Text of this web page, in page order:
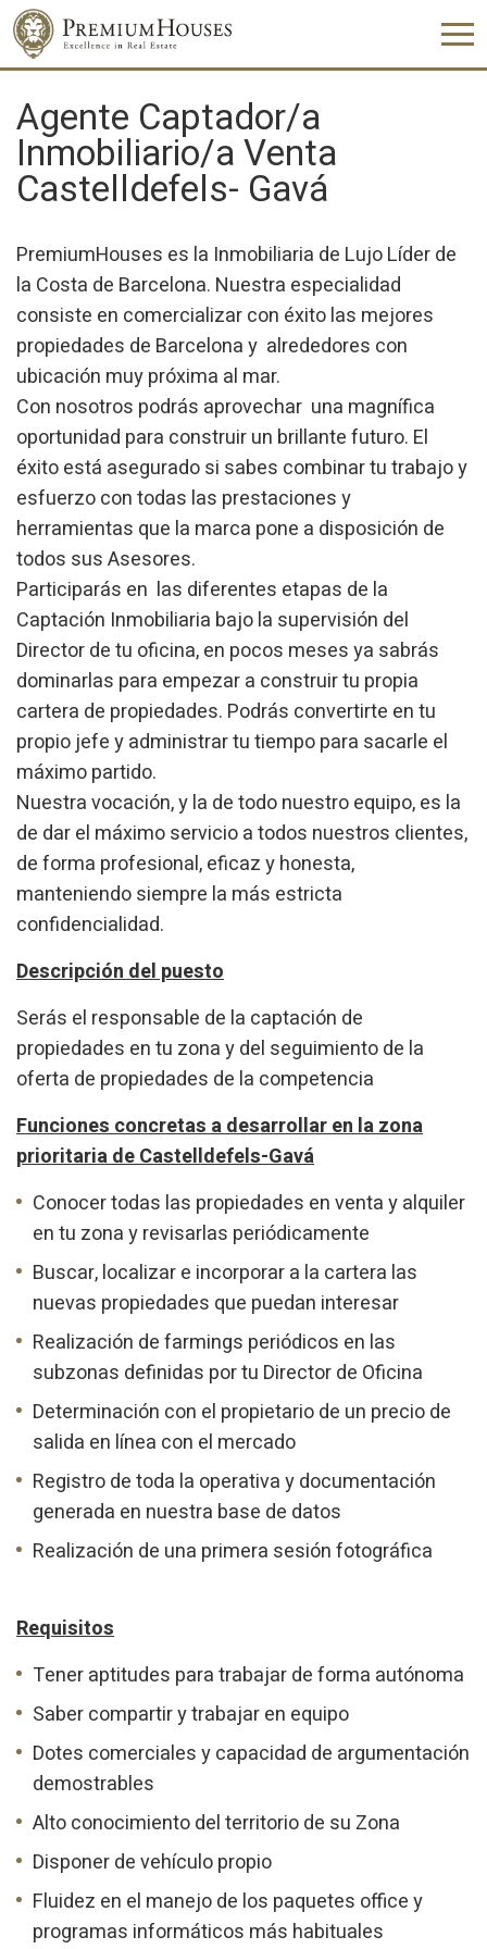
Agente Captador/a
Inmobiliario/a Venta
Castelldefels- Gavá
PremiumHouses es la Inmobiliaria de Lujo Líder de
la Costa de Barcelona. Nuestra especialidad
consiste en comercializar con éxito las mejores
propiedades de Barcelona y alrededores con
ubicación muy próxima al mar.
Con nosotros podrás aprovechar una magnífica
oportunidad para construir un brillante futuro. El
éxito está asegurado si sabes combinar tu trabajo y
esfuerzo con todas las prestaciones y
herramientas que la marca pone a disposición de
todos sus Asesores.
Participarás en las diferentes etapas de la
Captación Inmobiliaria bajo la supervisión del
Director de tu oficina, en pocos meses ya sabrás
dominarlas para empezar a construir tu propia
cartera de propiedades. Podrás convertirte en tu
propio jefe y administrar tu tiempo para sacarle el
máximo partido.
Nuestra vocación, y la de todo nuestro equipo, es la
de dar el máximo servicio a todos nuestros clientes,
de forma profesional, eficaz y honesta,
manteniendo siempre la más estricta
confidencialidad.
Descripción del puesto
Serás el responsable de la captación de
propiedades en tu zona y del seguimiento de la
oferta de propiedades de la competencia
Funciones concretas a desarrollar en la zona
prioritaria de Castelldefels-Gavá
Conocer todas las propiedades en venta y alquiler
en tu zona y revisarlas periódicamente
Buscar, localizar e incorporar a la cartera las
nuevas propiedades que puedan interesar
Realización de farmings periódicos en las
subzonas definidas por tu Director de Oficina
Determinación con el propietario de un precio de
salida en línea con el mercado
Registro de toda la operativa y documentación
generada en nuestra base de datos
Realización de una primera sesión fotográfica
Requisitos
Tener aptitudes para trabajar de forma autónoma
Saber compartir y trabajar en equipo
Dotes comerciales y capacidad de argumentación
demostrables
Alto conocimiento del territorio de su Zona
Disponer de vehículo propio
Fluidez en el manejo de los paquetes office y
programas informáticos más habituales
Modificar cookies
Tècniques i funcionals
Sempre activades
informació amb la finalitat de millorar els nostres serveis.
Si continua navegant, suposa l'acceptació de la instal·lació
de les mateixes. L'usuari té la possibilitat de configurar el
navegador podent, si així ho desitja, impedir que siguin
instal·lades al disc dur, encara que haurà de tenir en
navegació de la pàgina web.
Analítiques i personalització
Permeten fer el seguiment i l'anàlisi del comportament
dels usuaris d'aquest lloc web. La informació recollida
mesurament de l'activitat del web per a l'elaboració de
perfils de navegació dels usuaris per introduir millores en
funció de l'anàlisi de les dades d'ús que fan els usuaris del
servei. Permeten desar la informació de preferència de
una millor experiència a través de productes recomanats.
Aquestes cookies són utilitzades per emmagatzemar
informació sobre les preferències i les eleccions personals
de l'usuari a través de l'observació continuada dels seus
hàbits de navegació. Gràcies a elles, podem conèixer els
hàbits de navegació al lloc web i mostrar publicitat
relacionada amb el perfil de navegació de l'usuari.